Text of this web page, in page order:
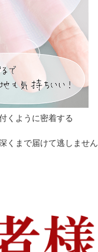
くように密着する
くまで届けて逃しません